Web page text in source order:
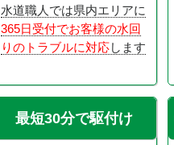
水道職人では県内エリアに
365日受付でお客様の水回
りのトラブルに対応します
最短30分で駆付け